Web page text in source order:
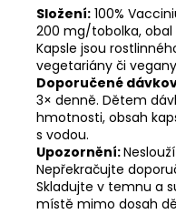
Složení: 100%
200 mg/tobolka, obal
Kapsle jsou
vegetariány či
Doporučené
3× denně. Dětem
hmotnosti, obsah
s vodou.
Upozornění:
Nepřekračujte
Skladujte v temnu a
místě mimo dosah